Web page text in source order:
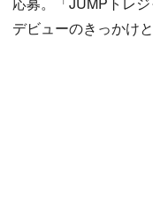
デビューのきっかけと